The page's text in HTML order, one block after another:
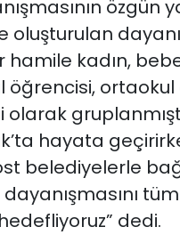
özgün
oluşturulan
kadın,
ortaokul
hayata
belediyelerle
dedi.